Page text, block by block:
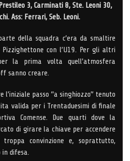
3, Carminati 8, Ste. Leoni 30,
Ass: Ferrari, Seb. Leoni.
della squadra c’era da smaltire
con l’U19. Per gli altri
la prima volta quell’atmosfera
sanno creare.
l’iniziale passo “a singhiozzo” tenuto
valida per i Trentaduesimi di finale
Comense. Due quarti dove la
di girare la chiave per accendere
convinzione e, soprattutto,
in difesa.